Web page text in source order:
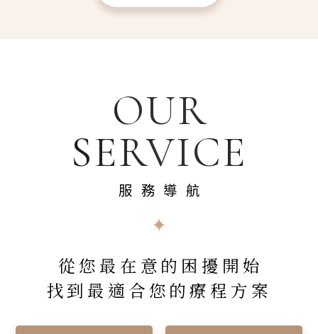
OUR
SERVICE
服務導航
從您最在意的困擾開始
找到最適合您的療程方案